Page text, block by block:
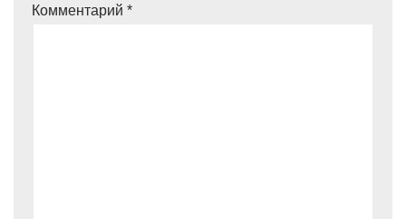
Комментарий *